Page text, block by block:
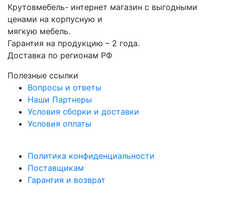
Крутовмебель- интернет магазин с выгодными
ценами на корпусную и
мягкую мебель.
Гарантия на продукцию – 2 года.
Доставка по регионам РФ
Полезные ссылки
Вопросы и ответы
Наши Партнеры
Условия сборки и доставки
Условия оплаты
Политика конфиденциальности
Поставщикам
Гарантия и возврат